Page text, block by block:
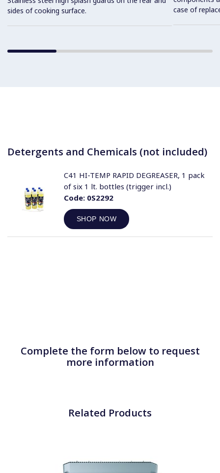
sides of cooking surface.
case of
Detergents and Chemicals (not included)
Code:0S2292
SHOP NOW
C41 HI-TEMP RAPID DEGREASER, 1 pack
of six 1 lt. bottles (trigger incl.)
Complete the form below to request
more information
Related Products